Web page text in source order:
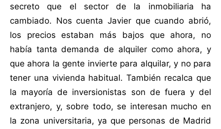
secreto que el sector de la inmobiliaria ha
cambiado. Nos cuenta Javier que cuando abrió,
los precios estaban más bajos que ahora, no
había tanta demanda de alquiler como ahora, y
que ahora la gente invierte para alquilar, y no para
tener una vivienda habitual. También recalca que
la mayoría de inversionistas son de fuera y del
extranjero, y, sobre todo, se interesan mucho en
la zona universitaria, ya que personas de Madrid